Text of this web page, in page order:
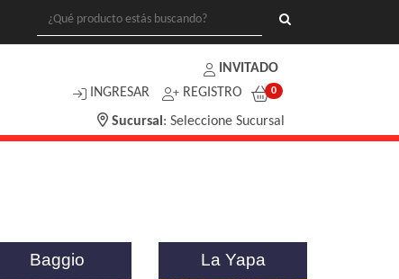
INVITADO
INGRESAR
REGISTRO
Sucursal :Seleccione Sucursal
0
Baggio La Yapa